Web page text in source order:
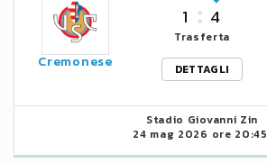
Cremonese
1 4
Trasferta
DETTAGLI
Stadio Giovanni Zin
24 mag 2026 ore 20:45